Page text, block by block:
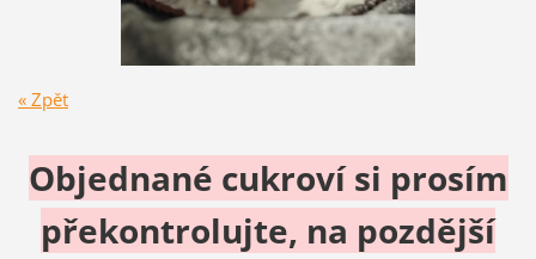
« Zpět
Objednané cukroví si prosím
překontrolujte, na pozdější